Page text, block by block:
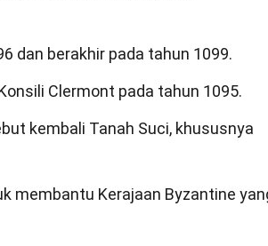
dan berakhir pada tahun 1099.
Clermont pada tahun 1095.
kembali Tanah Suci, khususnya
membantu Kerajaan Byzantine